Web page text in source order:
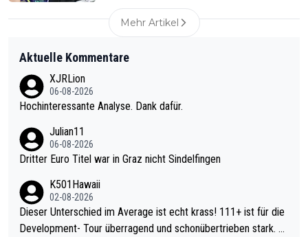
Mehr Artikel
Aktuelle Kommentare
XJRLion
06-08-2026
Hochinteressante Analyse. Dank dafür.
Julian11
06-08-2026
Dritter Euro Titel war in Graz nicht Sindelfingen
K501Hawaii
02-08-2026
Dieser Unterschied im Average ist echt krass! 111+ ist für die
Development- Tour überragend und schonübertrieben stark. U